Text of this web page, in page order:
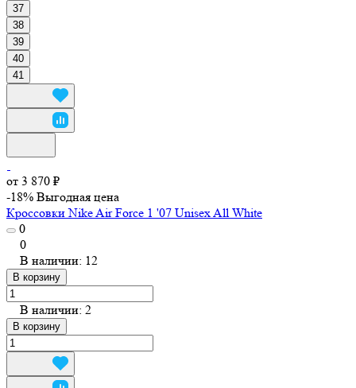
37
38
39
40
41
от 3 870 ₽
-18% Выгодная цена
Кроссовки Nike Air Force 1 '07 Unisex All White
0
0
В наличии: 12
В корзину
В наличии: 2
В корзину